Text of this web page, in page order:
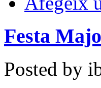
Festa
Posted by